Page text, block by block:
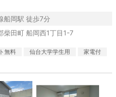
船岡駅 徒歩7分
柴田町 船岡西1丁目1-7
無料 仙台大学学生用
家電付